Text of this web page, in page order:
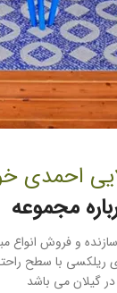
احمدی
مجموعه
و فروش انواع
ریلکسی با سطح
در گیلان می باشد